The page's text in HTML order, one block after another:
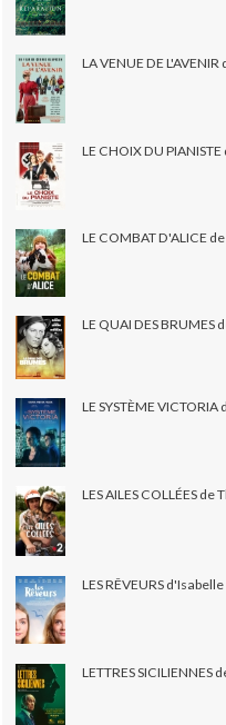
LA VENUE DE
LE CHOIX DU
LE COMBAT D'ALICE
LE QUAI DES BRUMES
LE SYSTÈME
LES AILES COLLÉES
LES RÊVEURS
LETTRES